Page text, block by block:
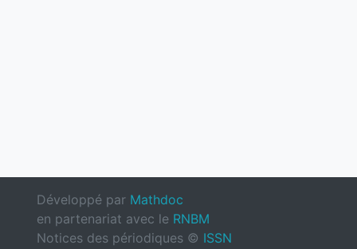
Développé par Mathdoc
en partenariat avec le RNBM
Notices des périodiques © ISSN